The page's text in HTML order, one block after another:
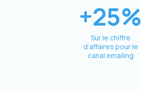
+25%
Sur le chiffre
d’affaires pour le
canal emailing